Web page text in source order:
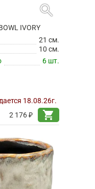
search
IVORY
21 см.
10 см.
6 шт.
18.08.26г.
2 176 ₽
shopping_cart